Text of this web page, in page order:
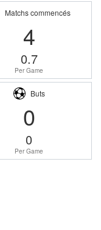
Matchs commencés
4
0.7
Per Game
Buts
0
0
Per Game